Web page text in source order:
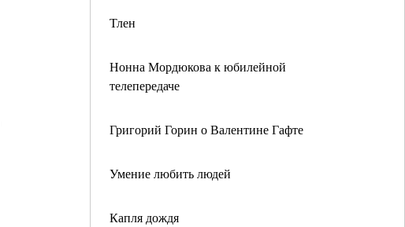
Тлен
Нонна Мордюкова к юбилейной
телепередаче
Григорий Горин о Валентине Гафте
Умение любить людей
Капля дождя